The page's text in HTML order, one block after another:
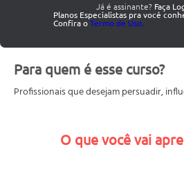
Já é assinante? Faça
Planos Especialistas pra você
Confira oTermo de Uso.
Para quem é esse curso?
Profissionais que desejam persuadir,
O que você vai